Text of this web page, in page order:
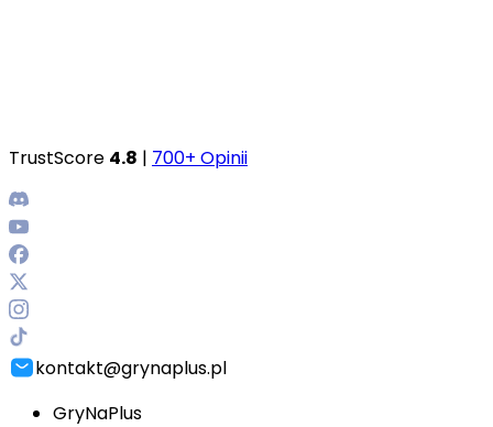
TrustScore 4.8 | 700+ Opinii
kontakt@grynaplus.pl
GryNaPlus